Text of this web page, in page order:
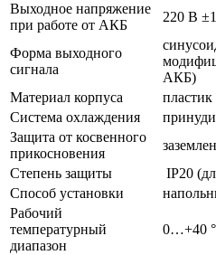
Выходное напряжение
при работе от АКБ
220 В
Форма выходного
сигнала
АКБ)
Материал корпуса
пластик
Система охлаждения
Защита от косвенного
прикосновения
Степень защиты
IP20
Способ установки
Рабочий
температурный
диапазон
0…+40